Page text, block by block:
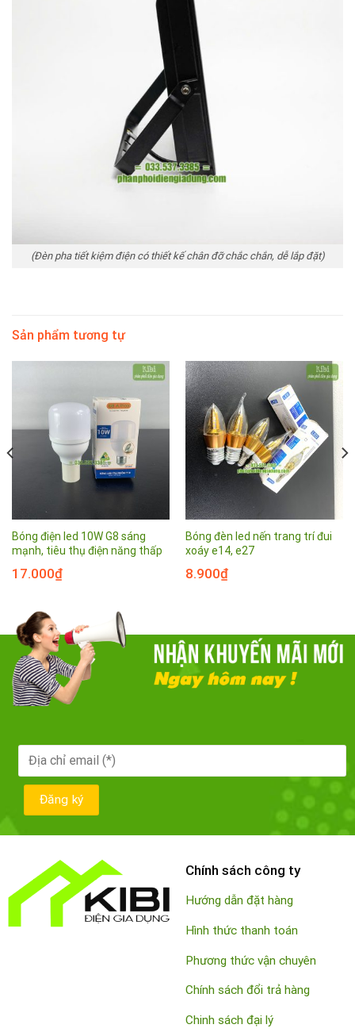
(Đèn pha tiết kiệm điện có thiết kế chân đỡ chắc chắn, dễ lắp đặt)
Sản phẩm tương tự
Bóng điện led 10W G8 sáng
mạnh, tiêu thụ điện năng thấp
17.000₫
Bóng đèn led nến trang trí đui
xoáy e14, e27
8.900₫
Chính sách công ty
Hướng dẫn đặt hàng
Hình thức thanh toán
Phương thức vận chuyên
Chính sách đổi trả hàng
Chinh sách đại lý